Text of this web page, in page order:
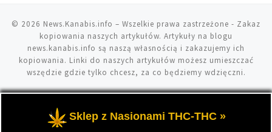
© 2026 News.Kanabis.info – Wszelkie prawa zastrzeżone - Zakaz
kopiowania naszych artykułów. Artykuły na blogu
news.kanabis.info są naszą własnością i zakazujemy ich
kopiowania. Linki do naszych artykułów możesz umieszczać
wszędzie gdzie tylko chcesz, za co będziemy wdzięczni.
Sklep z Nasionami THC-THC »